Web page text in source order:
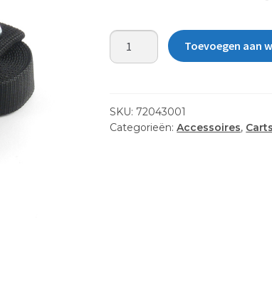
TIE
DOWN
15
FOOT
Toevoegen aan
SKU: 72043001
Categorieën:Accessoires,